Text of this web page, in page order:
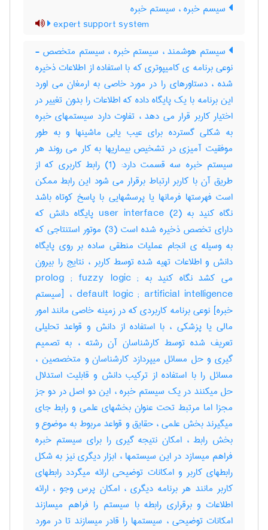
سیسم خبره ، سیستم خبره
expert support system
سیستم هوشمند ، سیستم خبره ، سیستم متخصص -
نوعی برنامه ی کامیپوتری که با استفاده از اطلاعات ذخیره
شده ، دستاورهای را در مورد خاصی به ارمغان می اورد
این برنامه با یک پایگاه داده که اطلاعات را بدون تغییر در
اختیار کاربر قرار می دهد ، تفاوت دارد سیستمهای خبره
به شکلی گسترده برای عیب یابی ماشینها و به طور
موفقیت آمیزی در تشخیص بیماریها به کار می روند هر
سیستم خبره سه قسمت دارد: (1) رابط کاربری که از
طریق آن با کاربر ارتباط برقرار می شود این رابط ممکن
است فهرستها فرمانها یا پرسشهایی با پاسخ کوتاه باشد
نگاه کنید به user interface (2) پایگاه دانش که
دارای تخصص ذخیره شده است (3) موتور استنتاجی که
به وسیله ی انجام عملیات منطقی ساده بر روی پایگاه
دانش و اطلاعات تهیه شده توسط کاربر ، نتایج را بیرون
می کشد نگاه کنید به prolog ; fuzzy logic ;
default logic ; artificial intelligence ، [سیستم
خبره] نوعی برنامه کاربردی که در زمینه خاصی مانند امور
مالی یا پزشکی ، با استفاده از دانش و قواعد تحلیلی
تعریف شده توسط کارشناسان آن رشته ، به تصمیم
گیری و حل مسائل میپردازد کارشناسان و متخصصین ،
مسائل را با استفاده از ترکیب دانش و قابلیت استدلال
حل میکنند در یک سیستم خبره ، این دو اصل در دو جز
مجزا اما مرتبط تحت عنوان بخشهای علمی و رابط جای
میگیرند بخش علمی ، حقایق و قواعد مربوط به موضوع و
بخش رابط ، امکان نتیجه گیری را برای سیستم خبره
فراهم میسازد در این سیستمها ، ابزار دیگری نیز به شکل
رابطهای کاربر و امکانات توضیحی ارائه میگردد رابطهای
کاربر مانند هر برنامه دیگری ، امکان پرس وجو ، ارائه
اطلاعات و برقراری رابطه با سیستم را فراهم میسازند
امکانات توضیحی ، سیستمها را قادر میسازند تا در مورد